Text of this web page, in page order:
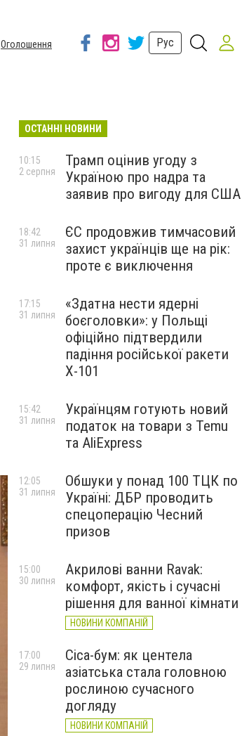
Оголошення
Рус
ОСТАННІ НОВИНИ
Трамп оцінив угоду з
Україною про надра та
заявив про вигоду для США
10:15
2 серпня
ЄС продовжив тимчасовий
захист українців ще на рік:
проте є виключення
18:42
31 липня
«Здатна нести ядерні
боєголовки»: у Польщі
офіційно підтвердили
падіння російської ракети
Х-101
17:15
31 липня
Українцям готують новий
податок на товари з Temu
та AliExpress
15:42
31 липня
Обшуки у понад 100 ТЦК по
Україні: ДБР проводить
спецоперацію Чесний
призов
12:05
31 липня
Акрилові ванни Ravak:
комфорт, якість і сучасні
рішення для ванної кімнати
НОВИНИ КОМПАНІЙ
15:00
30 липня
Cica-бум: як центела
азіатська стала головною
рослиною сучасного
догляду
НОВИНИ КОМПАНІЙ
17:00
29 липня